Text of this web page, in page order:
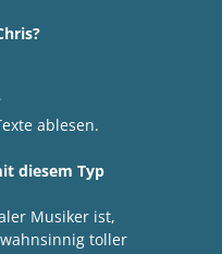
ablesen.
diesem Typ
Musiker ist,
toller